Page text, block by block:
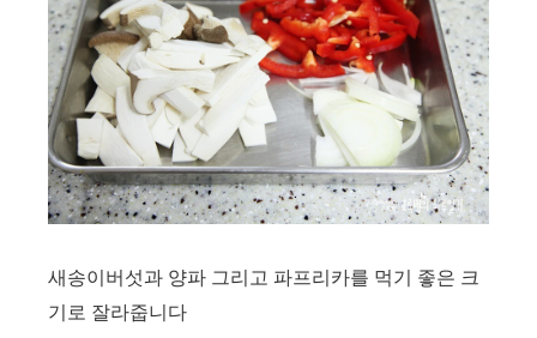
새송이버섯과 양파 그리고 파프리카를 먹기 좋은 크
기로 잘라줍니다